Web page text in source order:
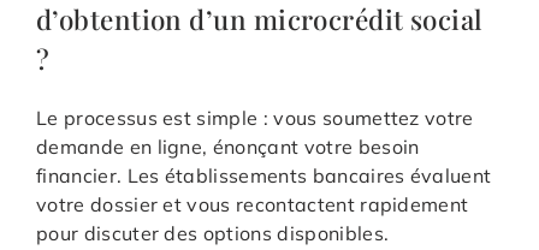
d’obtention d’un microcrédit social
?
Le processus est simple : vous soumettez votre
demande en ligne, énonçant votre besoin
financier. Les établissements bancaires évaluent
votre dossier et vous recontactent rapidement
pour discuter des options disponibles.